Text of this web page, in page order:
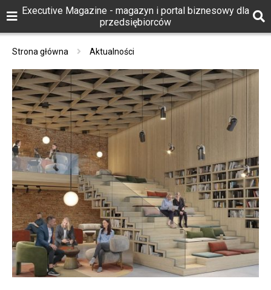
Executive Magazine - magazyn i portal biznesowy dla
przedsiębiorców
Strona główna Aktualności